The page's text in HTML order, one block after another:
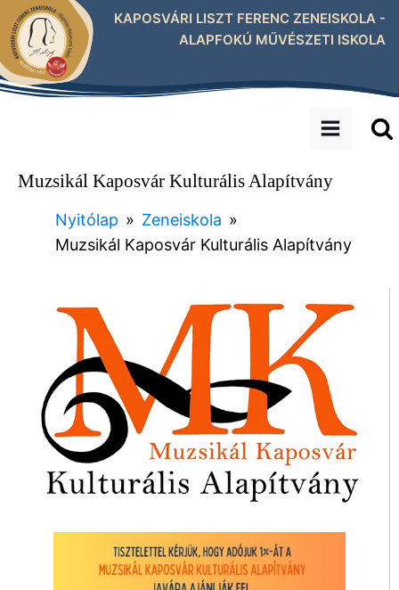
KAPOSVÁRI LISZT FERENC ZENEISKOLA -
ALAPFOKÚ MŰVÉSZETI ISKOLA
Muzsikál Kaposvár Kulturális Alapítvány
Nyitólap » Zeneiskola »
Muzsikál Kaposvár Kulturális Alapítvány